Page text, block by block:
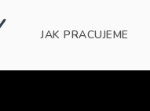
JAK PRACUJEME